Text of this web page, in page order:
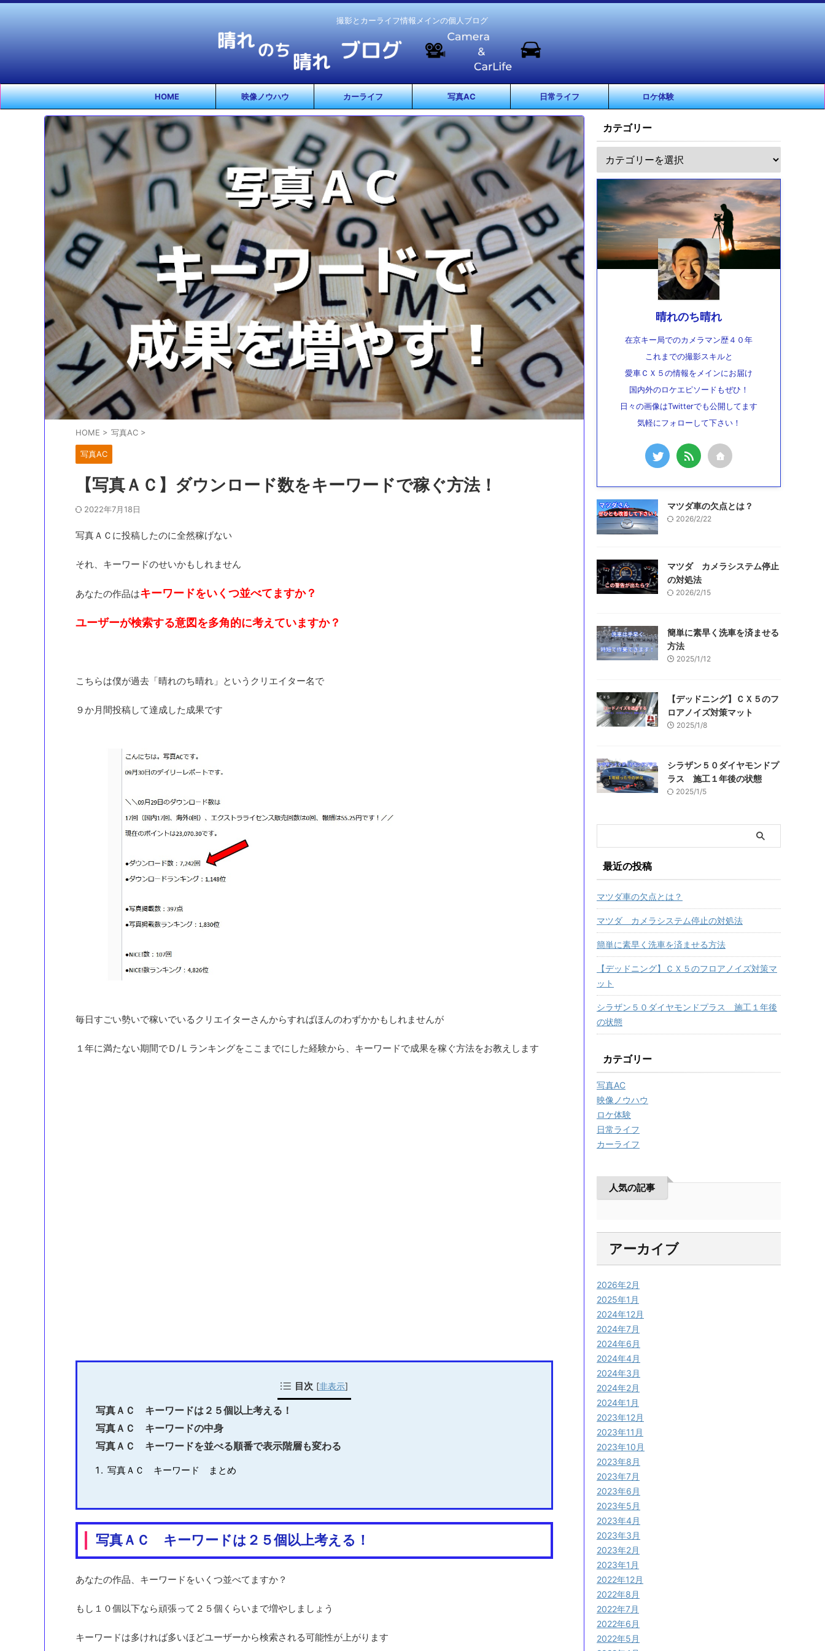
撮影とカーライフ情報メインの個人ブログ
HOME 映像ノウハウ カーライフ 写真AC 日常ライフ ロケ体験
HOME > 写真AC >
写真AC
【写真ＡＣ】ダウンロード数をキーワードで稼ぐ方法！
2022年7月18日
写真ＡＣに投稿したのに全然稼げない
それ、キーワードのせいかもしれません
あなたの作品はキーワードをいくつ並べてますか？
ユーザーが検索する意図を多角的に考えていますか？
こちらは僕が過去「晴れのち晴れ」というクリエイター名で
９か月間投稿して達成した成果です
毎日すごい勢いで稼いでいるクリエイターさんからすればほんのわずかかもしれませんが
１年に満たない期間でＤ/Ｌランキングをここまでにした経験から、キーワードで成果を稼ぐ方法をお教えします
目次 [非表示]
写真ＡＣ キーワードは２５個以上考える！
写真ＡＣ キーワードの中身
写真ＡＣ キーワードを並べる順番で表示階層も変わる
写真ＡＣ キーワード まとめ
写真ＡＣ キーワードは２５個以上考える！
あなたの作品、キーワードをいくつ並べてますか？
もし１０個以下なら頑張って２５個くらいまで増やしましょう
キーワードは多ければ多いほどユーザーから検索される可能性が上がります
カテゴリー
晴れのち晴れ
在京キー局でのカメラマン歴４０年
これまでの撮影スキルと
愛車ＣＸ５の情報をメインにお届け
国内外のロケエピソードもぜひ！
日々の画像はTwitterでも公開してます
気軽にフォローして下さい！
マツダ車の欠点とは？
2026/2/22
マツダ カメラシステム停止
の対処法
2026/2/15
簡単に素早く洗車を済ませる
方法
2025/1/12
【デッドニング】ＣＸ５のフ
ロアノイズ対策マット
2025/1/8
シラザン５０ダイヤモンドプ
ラス 施工１年後の状態
2025/1/5
最近の投稿
マツダ車の欠点とは？
マツダ カメラシステム停止の対処法
簡単に素早く洗車を済ませる方法
【デッドニング】ＣＸ５のフロアノイズ対策マ
ット
シラザン５０ダイヤモンドプラス 施工１年後
の状態
カテゴリー
写真AC
映像ノウハウ
ロケ体験
日常ライフ
カーライフ
人気の記事
アーカイブ
2026年2月
2025年1月
2024年12月
2024年7月
2024年6月
2024年4月
2024年3月
2024年2月
2024年1月
2023年12月
2023年11月
2023年10月
2023年8月
2023年7月
2023年6月
2023年5月
2023年4月
2023年3月
2023年2月
2023年1月
2022年12月
2022年8月
2022年7月
2022年6月
2022年5月